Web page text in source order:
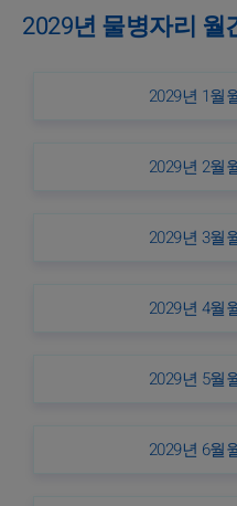
2029년 물병자리 월
2029년 1월
2029년 2월
2029년 3월
2029년 4월
2029년 5월
2029년 6월